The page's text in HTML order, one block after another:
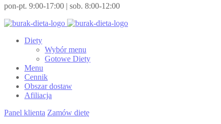
pon-pt. 9:00-17:00 | sob. 8:00-12:00
Diety
Wybór menu
Gotowe Diety
Menu
Cennik
Obszar dostaw
Afiliacja
Panel klienta Zamów dietę